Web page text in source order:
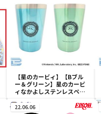
【星のカービィ】【Bブル
ー＆グリーン】星のカービ
ィなかよしステンレスペア
22.06.06